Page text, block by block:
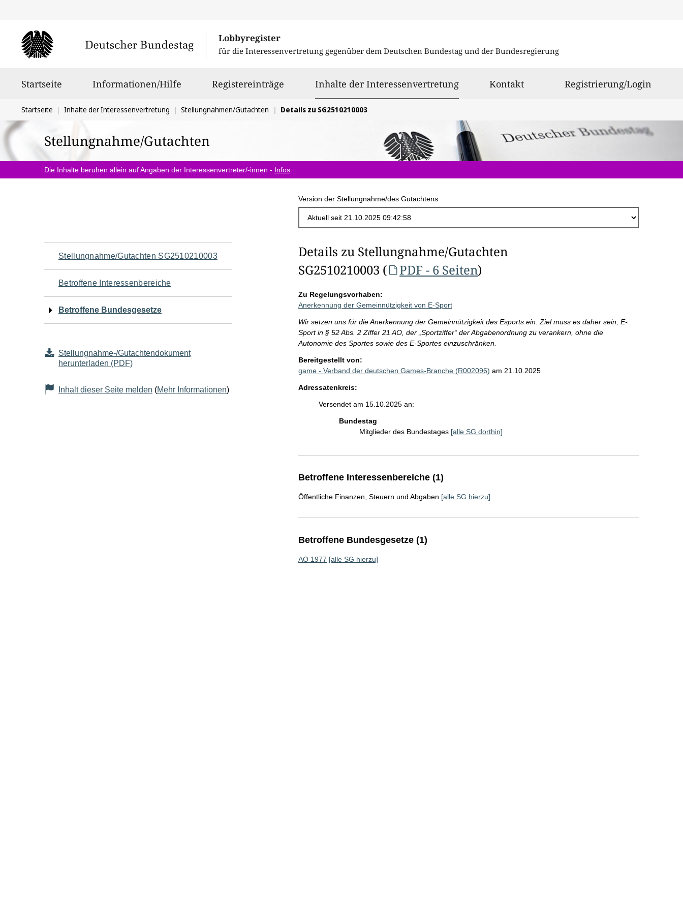
Lobbyregister
für die Interessenvertretung gegenüber dem Deutschen Bundestag und der Bundesregierung
Startseite Informationen/Hilfe Registereinträge Inhalte der Interessenvertretungausgewählt
Kontakt Registrierung/Login
Sie
befinden
sich
hier:
Startseite Inhalte der Interessenvertretung Stellungnahmen/Gutachten Details zu SG2510210003
Stellungnahme/Gutachten
Die Inhalte beruhen allein auf Angaben der Interessenvertreter/-innen - Infos
Version der Stellungnahme/des Gutachtens
Navigation
für
den
Seiteninhalt
Stellungnahme/Gutachten SG2510210003
Betroffene Interessenbereiche
Betroffene Bundesgesetze
Stellungnahme-/Gutachtendokument
herunterladen (PDF)
Inhalt dieser Seite melden (Mehr Informationen)
Details zu Stellungnahme/Gutachten
SG2510210003 (
PDF - 6 Seiten)
Zu Regelungsvorhaben:
Anerkennung der Gemeinnützigkeit von E-Sport
Wir setzen uns für die Anerkennung der Gemeinnützigkeit des Esports ein. Ziel muss es daher sein, E-
Sport in § 52 Abs. 2 Ziffer 21 AO, der „Sportziffer“ der Abgabenordnung zu verankern, ohne die
Autonomie des Sportes sowie des E-Sportes einzuschränken.
Bereitgestellt von:
game - Verband der deutschen Games-Branche (R002096) am 21.10.2025
Adressatenkreis:
Versendet am 15.10.2025 an:
Bundestag
Mitglieder des Bundestages [alle SG dorthin]
Betroffene Interessenbereiche (1)
Öffentliche Finanzen, Steuern und Abgaben [alle SG hierzu]
Betroffene Bundesgesetze (1)
AO 1977 [alle SG hierzu]